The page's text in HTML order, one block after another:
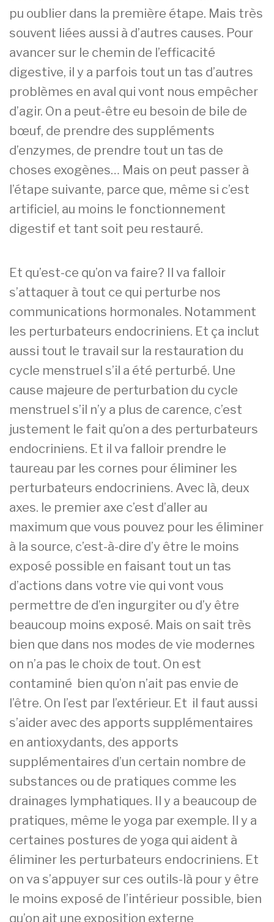
pu oublier dans la première étape. Mais très
souvent liées aussi à d’autres causes. Pour
avancer sur le chemin de l’efficacité
digestive, il y a parfois tout un tas d’autres
problèmes en aval qui vont nous empêcher
d’agir. On a peut-être eu besoin de bile de
bœuf, de prendre des suppléments
d’enzymes, de prendre tout un tas de
choses exogènes… Mais on peut passer à
l’étape suivante, parce que, même si c’est
artificiel, au moins le fonctionnement
digestif et tant soit peu restauré.
Et qu’est-ce qu’on va faire? Il va falloir
s’attaquer à tout ce qui perturbe nos
communications hormonales. Notamment
les perturbateurs endocriniens. Et ça inclut
aussi tout le travail sur la restauration du
cycle menstruel s’il a été perturbé. Une
cause majeure de perturbation du cycle
menstruel s’il n’y a plus de carence, c’est
justement le fait qu’on a des perturbateurs
endocriniens. Et il va falloir prendre le
taureau par les cornes pour éliminer les
perturbateurs endocriniens. Avec là, deux
axes. le premier axe c’est d’aller au
maximum que vous pouvez pour les éliminer
à la source, c’est-à-dire d’y être le moins
exposé possible en faisant tout un tas
d’actions dans votre vie qui vont vous
permettre de d’en ingurgiter ou d’y être
beaucoup moins exposé. Mais on sait très
bien que dans nos modes de vie modernes
on n’a pas le choix de tout. On est
contaminé bien qu’on n’ait pas envie de
l’être. On l’est par l’extérieur. Et il faut aussi
s’aider avec des apports supplémentaires
en antioxydants, des apports
supplémentaires d’un certain nombre de
substances ou de pratiques comme les
drainages lymphatiques. Il y a beaucoup de
pratiques, même le yoga par exemple. Il y a
certaines postures de yoga qui aident à
éliminer les perturbateurs endocriniens. Et
on va s’appuyer sur ces outils-là pour y être
le moins exposé de l’intérieur possible, bien
qu’on ait une exposition externe